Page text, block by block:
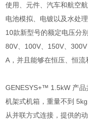
使用、元件、汽车和航空
电池模拟、电镀以及水处理
10款新型号的额定电压分
80V、100V、150V、
A，并且能够在恒压、恒流
GENESYS+™ 1.5kW 产
机架式机箱，重量不到
从并联方式连接，提供的